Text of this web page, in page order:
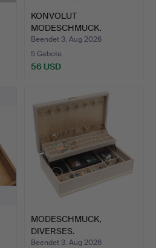
KONVOLUT
MODESCHMUCK.
Beendet 3. Aug 2026
5 Gebote
56 USD
MODESCHMUCK,
DIVERSES.
Beendet 3. Aug 2026